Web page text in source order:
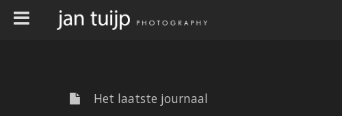
Het laatste journaal